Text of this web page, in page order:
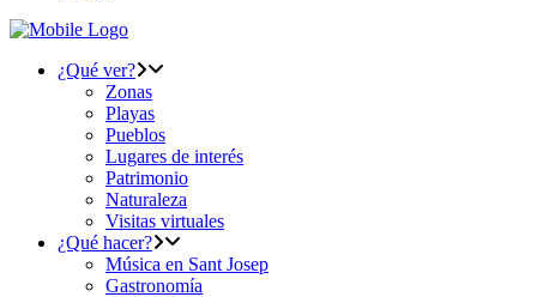
¿Qué ver?
Zonas
Playas
Pueblos
Lugares de interés
Patrimonio
Naturaleza
Visitas virtuales
¿Qué hacer?
Música en Sant Josep
Gastronomía